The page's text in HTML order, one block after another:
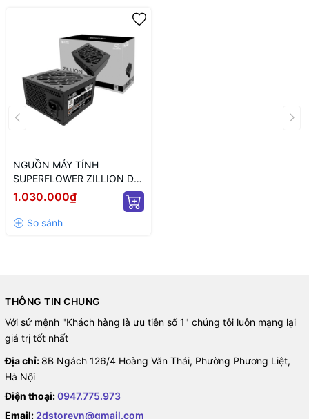
NGUỒN MÁY TÍNH
SUPERFLOWER ZILLION DW
650W 80 PLUS WHITE
1.030.000₫
THÔNG TIN CHUNG
Với sứ mệnh "Khách hàng là ưu tiên số 1" chúng tôi luôn mạng lại
giá trị tốt nhất
Địa chỉ: 8B Ngách 126/4 Hoàng Văn Thái, Phường Phương Liệt,
Hà Nội
Điện thoại:0947.775.973
Email: 2dstorevn@gmail.com